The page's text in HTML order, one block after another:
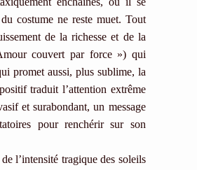
costume ne reste muet. Tout
de la richesse et de la
couvert par force ») qui
promet aussi, plus sublime, la
traduit l’attention extrême
et surabondant, un message
pour renchérir sur son
l’intensité tragique des soleils